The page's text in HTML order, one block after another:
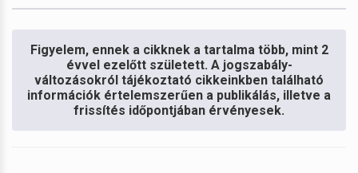
Figyelem, ennek a cikknek a tartalma több, mint 2
évvel ezelőtt született. A jogszabály-
változásokról tájékoztató cikkeinkben található
információk értelemszerűen a publikálás, illetve a
frissítés időpontjában érvényesek.